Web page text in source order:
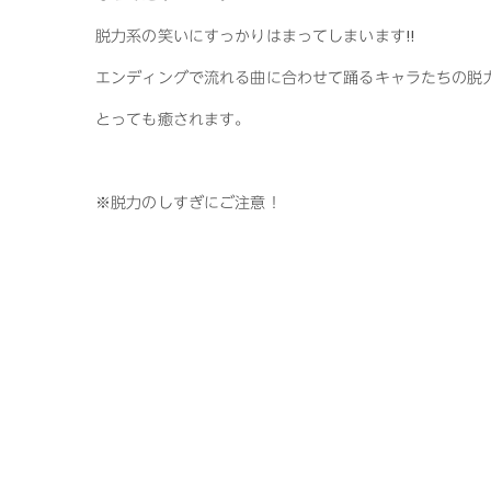
脱力系の笑いにすっかりはまってしまいます!!
エンディングで流れる曲に合わせて踊るキャラたちの脱
とっても癒されます。
※脱力のしすぎにご注意！